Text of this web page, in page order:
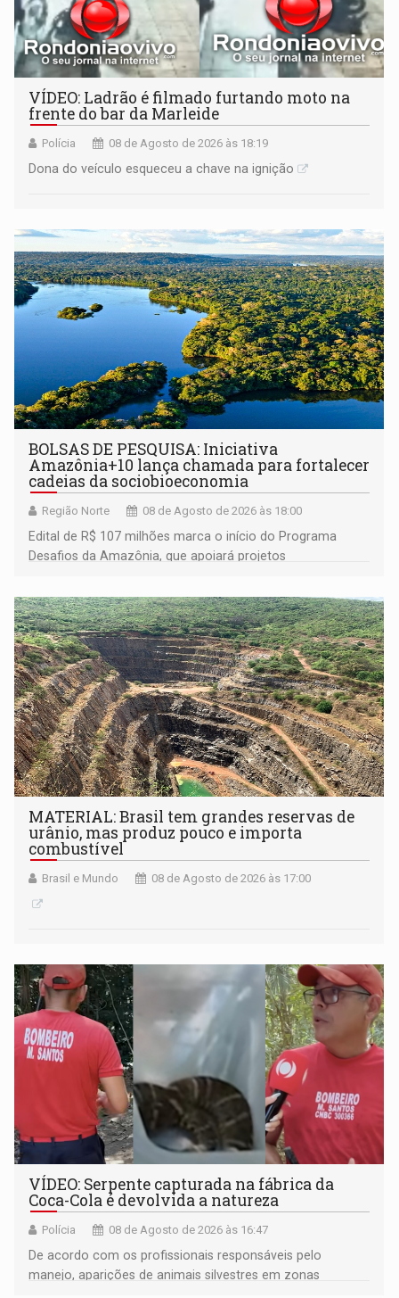
VÍDEO: Ladrão é filmado furtando moto na
frente do bar da Marleide
Polícia 08 de Agosto de 2026 às 18:19
Dona do veículo esqueceu a chave na ignição
BOLSAS DE PESQUISA: Iniciativa
Amazônia+10 lança chamada para fortalecer
cadeias da sociobioeconomia
Região Norte 08 de Agosto de 2026 às 18:00
Edital de R$ 107 milhões marca o início do Programa
Desafios da Amazônia, que apoiará projetos
submissão de pré-propostas poderá ser feita até 1º de
setembro
MATERIAL: Brasil tem grandes reservas de
urânio, mas produz pouco e importa
combustível
Brasil e Mundo 08 de Agosto de 2026 às 17:00
VÍDEO: Serpente capturada na fábrica da
Coca-Cola é devolvida a natureza
Polícia 08 de Agosto de 2026 às 16:47
De acordo com os profissionais responsáveis pelo
manejo, aparições de animais silvestres em zonas